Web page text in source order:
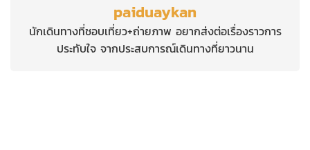
paiduaykan
นักเดินทางที่ชอบเที่ยว+ถ่ายภาพ อยากส่งต่อเรื่องราวการ
ประทับใจ จากประสบการณ์เดินทางที่ยาวนาน